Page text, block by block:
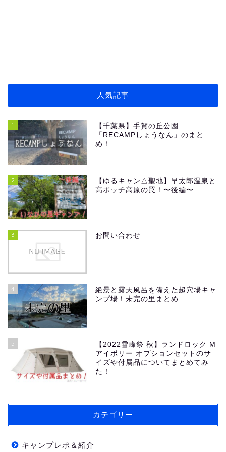
人気記事
1
【千葉県】手賀の丘公園
「RECAMPしょうなん」のまと
め！
2
【ゆるキャン△聖地】早太郎温泉と
高ボッチ高原の罠！〜後編〜
3 お問い合わせ
4
絶景と露天風呂を備えた超穴場キャ
ンプ場！未完の里まとめ
5
【2022雪峰祭 秋】ランドロック M
アイボリー オプションセットのサ
イズや付属品についてまとめてみ
た！
カテゴリー
キャンプレポ＆紹介